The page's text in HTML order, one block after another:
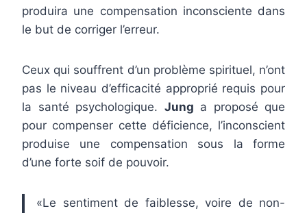
produira une compensation inconsciente dans
le but de corriger l’erreur.
Ceux qui souffrent d’un problème spirituel, n’ont
pas le niveau d’efficacité approprié requis pour
la santé psychologique. Jung a proposé que
pour compenser cette déficience, l’inconscient
produise une compensation sous la forme
d’une forte soif de pouvoir.
«Le sentiment de faiblesse, voire de non-